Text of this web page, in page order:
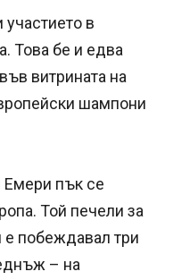
участието в
Това бе и едва
витрината на
шампони
Емери пък се
Той печели за
е побеждавал три
– на